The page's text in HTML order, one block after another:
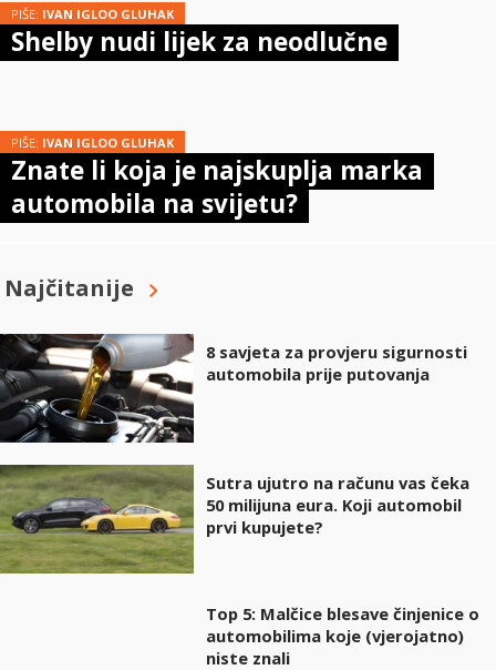
PIŠE: IVAN IGLOO GLUHAK
Shelby nudi lijek za neodlučne
PIŠE: IVAN IGLOO GLUHAK
Znate li koja je najskuplja marka
automobila na svijetu?
Najčitanije
8 savjeta za provjeru sigurnosti
automobila prije putovanja
Sutra ujutro na računu vas čeka
50 milijuna eura. Koji automobil
prvi kupujete?
Top 5: Malčice blesave činjenice o
automobilima koje (vjerojatno)
niste znali